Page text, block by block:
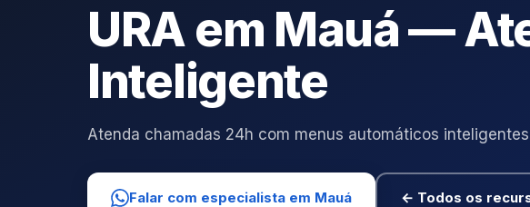
URA em Mauá —
Inteligente
Atenda chamadas 24h com menus automáticos inteligentes
Falar com especialista em Mauá ← Todos os